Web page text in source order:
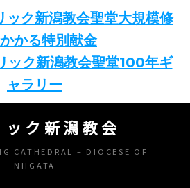
ック新潟教会聖堂大規模修
かる特別献金
ック新潟教会聖堂100年ギ
ャラリー
ック新潟教会
CATHEDRAL – DIOCESE OF
NIIGATA